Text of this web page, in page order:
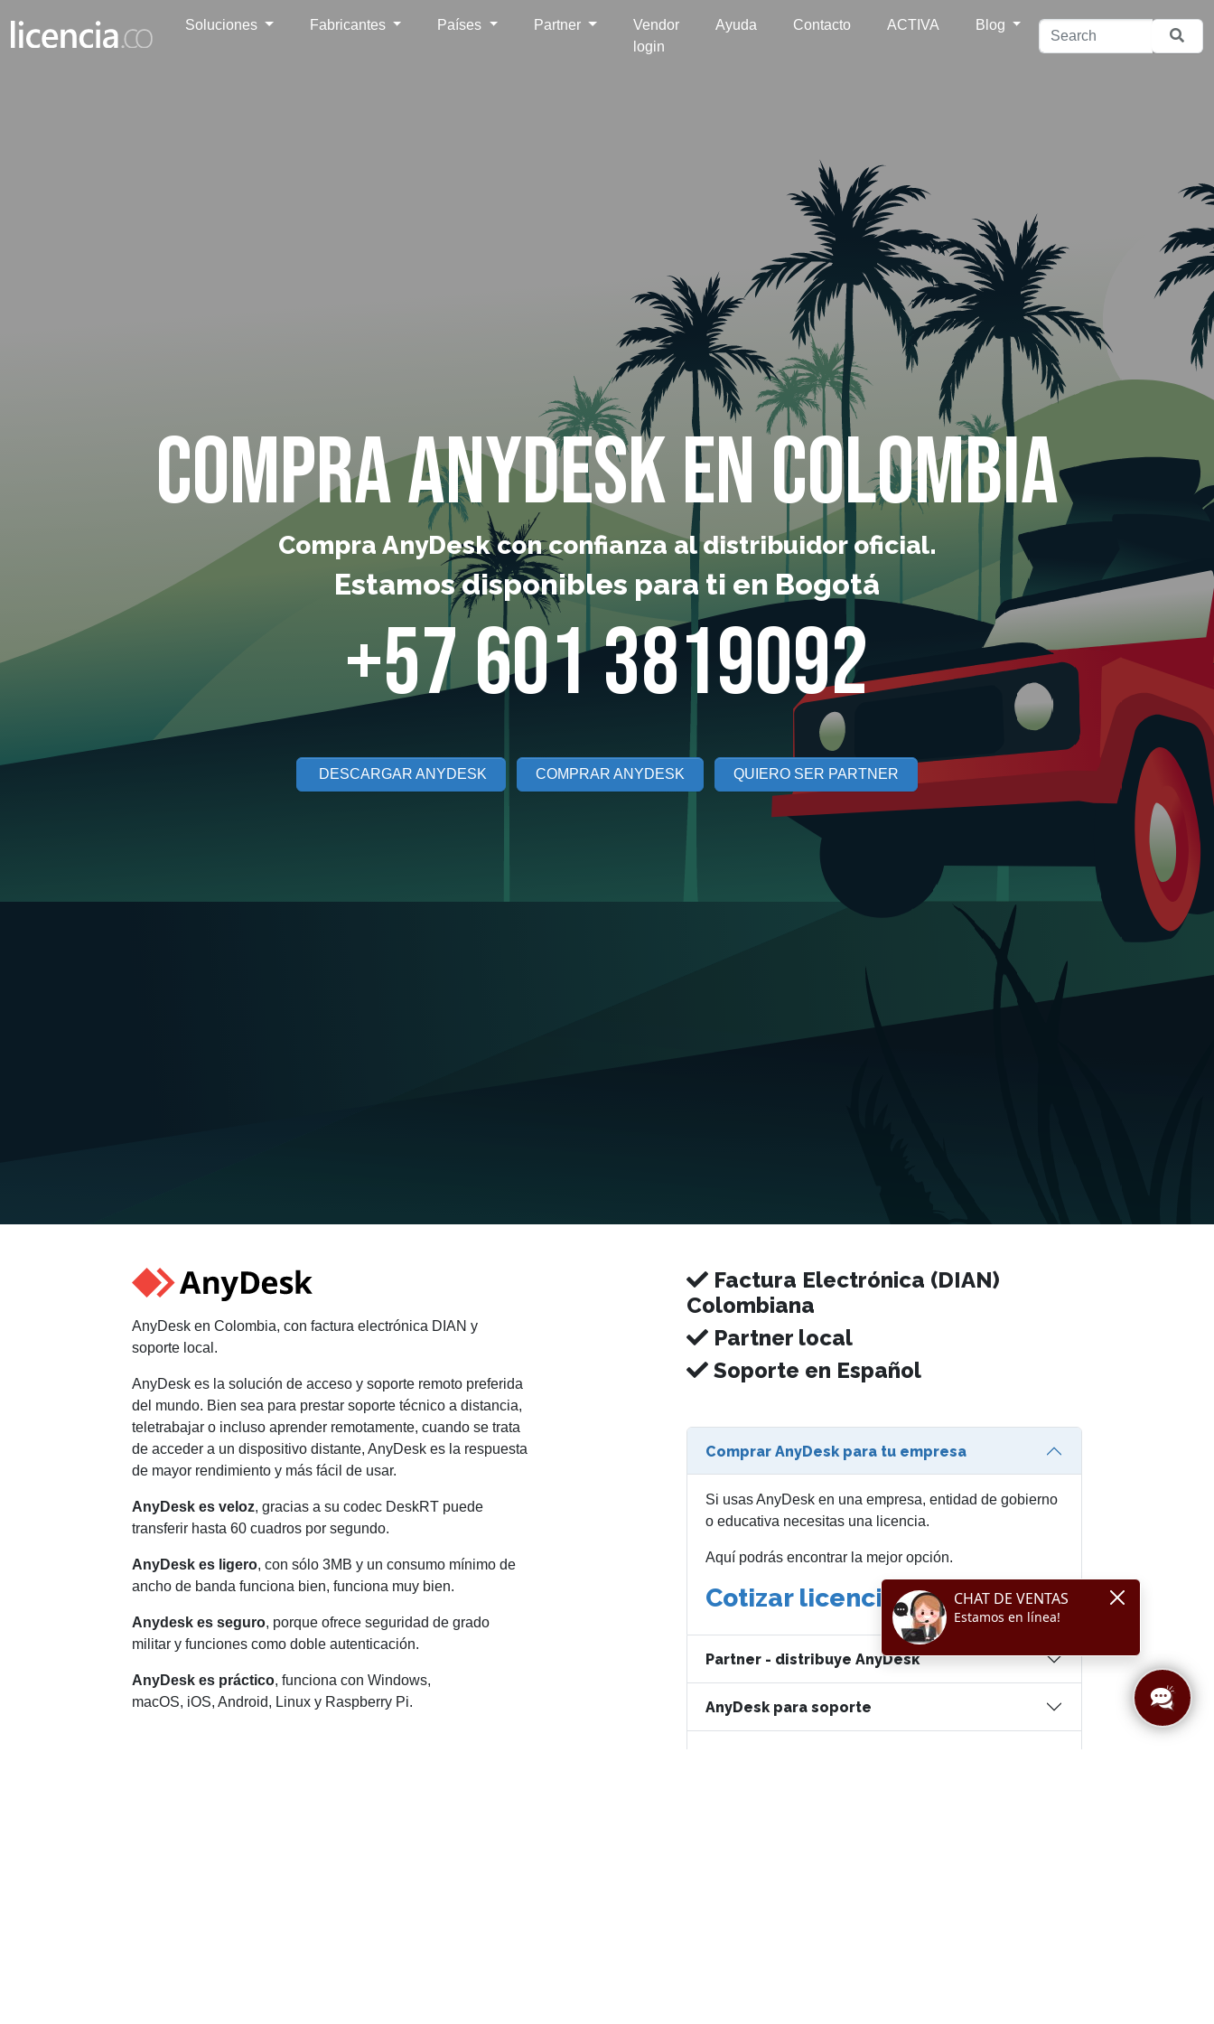
Soluciones Fabricantes Países Partner
Vendor
login
Ayuda Contacto ACTIVA Blog
Compra AnyDesk en Colombia
Compra AnyDesk con confianza al distribuidor oficial.
Estamos disponibles para ti en Bogotá
+57 601 3819092
DESCARGAR ANYDESK COMPRAR ANYDESK QUIERO SER PARTNER
AnyDesk en Colombia, con factura electrónica DIAN y
soporte local.
AnyDesk es la solución de acceso y soporte remoto preferida
del mundo. Bien sea para prestar soporte técnico a distancia,
teletrabajar o incluso aprender remotamente, cuando se trata
de acceder a un dispositivo distante, AnyDesk es la respuesta
de mayor rendimiento y más fácil de usar.
AnyDesk es veloz, gracias a su codec DeskRT puede
transferir hasta 60 cuadros por segundo.
AnyDesk es ligero, con sólo 3MB y un consumo mínimo de
ancho de banda funciona bien, funciona muy bien.
Anydesk es seguro, porque ofrece seguridad de grado
militar y funciones como doble autenticación.
AnyDesk es práctico, funciona con Windows,
macOS, iOS, Android, Linux y Raspberry Pi.
Factura Electrónica (DIAN)
Colombiana
Partner local
Soporte en Español
Comprar AnyDesk para tu empresa
Si usas AnyDesk en una empresa, entidad de gobierno
o educativa necesitas una licencia.
Aquí podrás encontrar la mejor opción.
Cotizar licencia
Partner - distribuye AnyDesk
AnyDesk para soporte